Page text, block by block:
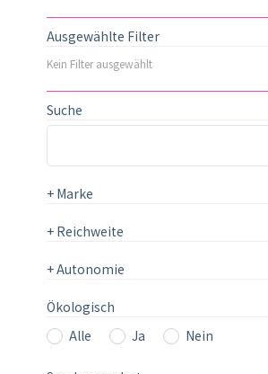
Ausgewählte Filter
Kein Filter ausgewählt
Suche
+ Marke
+ Reichweite
+Autonomie
Ökologisch
Alle
Ja Nein